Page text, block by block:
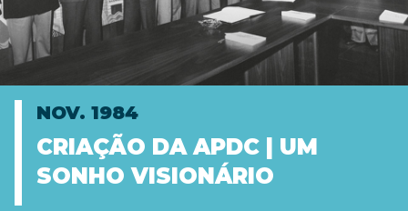
NOV. 1984
CRIAÇÃO DA APDC | UM
SONHO VISIONÁRIO